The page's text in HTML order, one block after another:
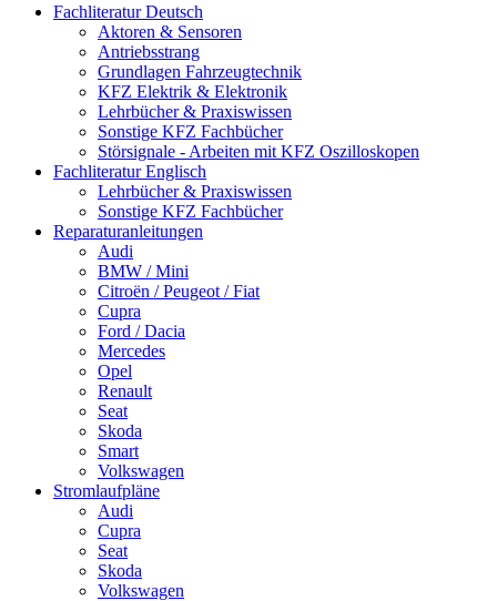
Fachliteratur Deutsch
Aktoren & Sensoren
Antriebsstrang
Grundlagen Fahrzeugtechnik
KFZ Elektrik & Elektronik
Lehrbücher & Praxiswissen
Sonstige KFZ Fachbücher
Störsignale - Arbeiten mit KFZ Oszilloskopen
Fachliteratur Englisch
Lehrbücher & Praxiswissen
Sonstige KFZ Fachbücher
Reparaturanleitungen
Audi
BMW / Mini
Citroën / Peugeot / Fiat
Cupra
Ford / Dacia
Mercedes
Opel
Renault
Seat
Skoda
Smart
Volkswagen
Stromlaufpläne
Audi
Cupra
Seat
Skoda
Volkswagen